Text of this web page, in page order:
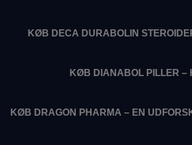
KØB DECA DURABOLIN
KØB DIANABOL PILLER –
KØB DRAGON PHARMA – EN